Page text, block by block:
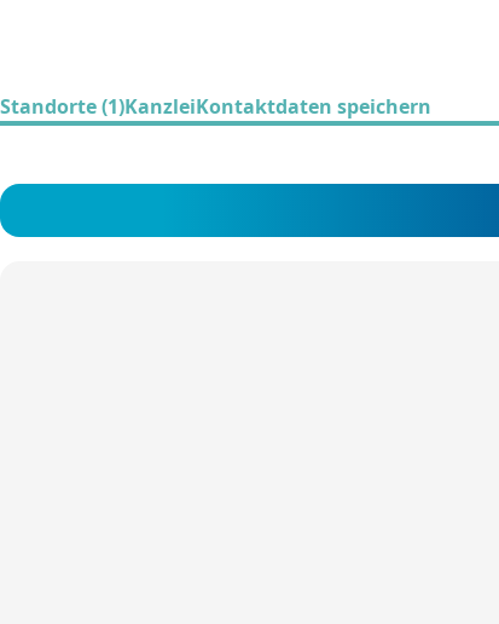
Standorte (1)KanzleiKontaktdaten speichern